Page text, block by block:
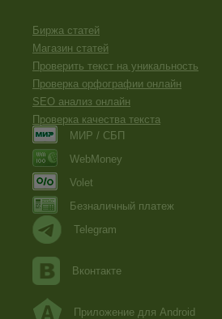
Биржа статей
Магазин статей
Проверить текст на уникальность
Проверка орфографии онлайн
SEO анализ онлайн
Проверка качества текста
МИР / СБП
WebMoney
Volet
Безналичный платеж
Telegram
Вконтакте
Приложение для Android